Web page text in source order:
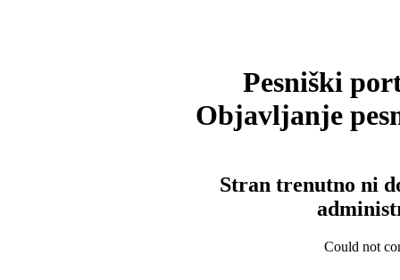
Pesniški
Objavljanje
Stran trenutno ni
Could not